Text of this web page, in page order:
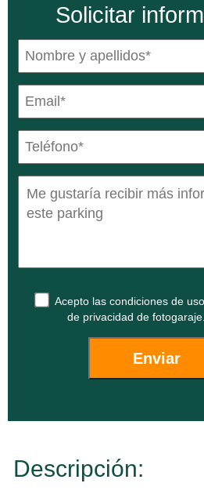
Solicitar
Acepto las condiciones de uso
de privacidad de
Descripción: